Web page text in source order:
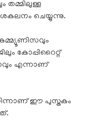
തമ്മിലുള്ള
ചെയ്യുന്നു.
കോപ്പിറൈറ്റ്
എന്നാണ്
ഈ പുസ്തകം